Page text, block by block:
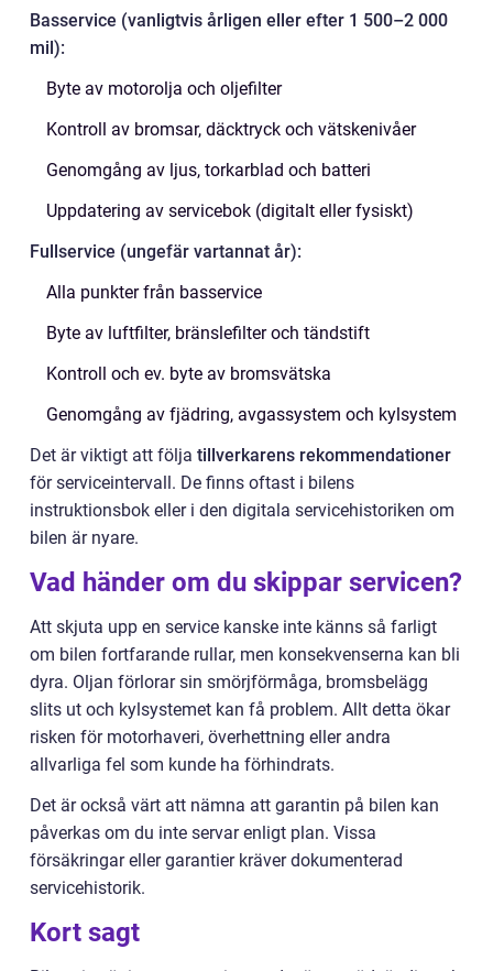
Basservice (vanligtvis årligen eller efter 1 500–2 000
mil):
Byte av motorolja och oljefilter
Kontroll av bromsar, däcktryck och vätskenivåer
Genomgång av ljus, torkarblad och batteri
Uppdatering av servicebok (digitalt eller fysiskt)
Fullservice (ungefär vartannat år):
Alla punkter från basservice
Byte av luftfilter, bränslefilter och tändstift
Kontroll och ev. byte av bromsvätska
Genomgång av fjädring, avgassystem och kylsystem
Det är viktigt att följa tillverkarens rekommendationer
för serviceintervall. De finns oftast i bilens
instruktionsbok eller i den digitala servicehistoriken om
bilen är nyare.
Vad händer om du skippar servicen?
Att skjuta upp en service kanske inte känns så farligt
om bilen fortfarande rullar, men konsekvenserna kan bli
dyra. Oljan förlorar sin smörjförmåga, bromsbelägg
slits ut och kylsystemet kan få problem. Allt detta ökar
risken för motorhaveri, överhettning eller andra
allvarliga fel som kunde ha förhindrats.
Det är också värt att nämna att garantin på bilen kan
påverkas om du inte servar enligt plan. Vissa
försäkringar eller garantier kräver dokumenterad
servicehistorik.
Kort sagt